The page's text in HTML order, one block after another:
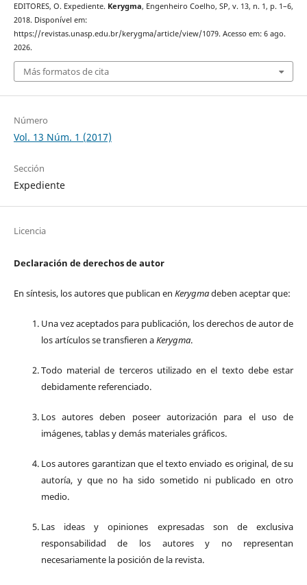
EDITORES, O. Expediente. Kerygma, Engenheiro Coelho, SP, v. 13, n. 1, p. 1–6,
2018. Disponível em:
https://revistas.unasp.edu.br/kerygma/article/view/1079. Acesso em: 6 ago.
2026.
Más formatos de cita
Número
Vol. 13 Núm. 1 (2017)
Sección
Expediente
Licencia
Declaración de derechos de autor
En síntesis, los autores que publican en Kerygmadeben aceptar que:
Una vez aceptados para publicación, los derechos de autor de
los artículos se transfieren aKerygma.
Todo material de terceros utilizado en el texto debe estar
debidamente referenciado.
Los autores deben poseer autorización para el uso de
imágenes, tablas y demás materiales gráficos.
Los autores garantizan que el texto enviado es original, de su
autoría, y que no ha sido sometido ni publicado en otro
medio.
Las ideas y opiniones expresadas son de exclusiva
responsabilidad de los autores y no representan
necesariamente la posición de la revista.